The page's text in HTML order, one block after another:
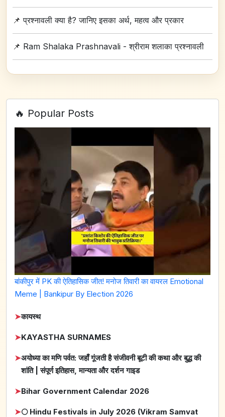
📌प्रश्नावली क्या है? जानिए इसका अर्थ, महत्व और प्रकार
📌 Ram Shalaka Prashnavali - श्रीराम शलाका प्रश्नावली
🔥 Popular Posts
बांकीपुर में PK की ऐतिहासिक जीत! मनोज तिवारी का वायरल Emotional
Meme | Bankipur By Election 2026
➤कायस्थ
➤KAYASTHA SURNAMES
➤अयोध्या का मणि पर्वत: जहाँ गूंजती है संजीवनी बूटी की कथा और बुद्ध की
शांति | संपूर्ण इतिहास, मान्यता और दर्शन गाइड
➤Bihar Government Calendar 2026
➤🌕 Hindu Festivals in July 2026 (Vikram Samvat